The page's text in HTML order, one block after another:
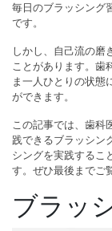
毎日のブラッシング
です。
しかし、自己流の磨
ことがあります。歯
ま一人ひとりの状態
ができます。
この記事では、歯科
践できるブラッシン
シングを実践するこ
す。ぜひ最後までご
ブラッ